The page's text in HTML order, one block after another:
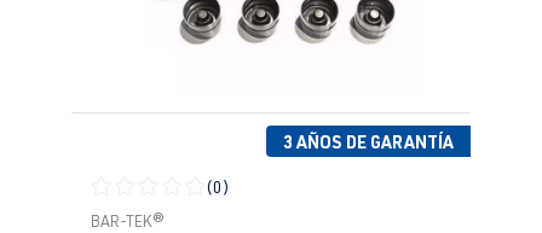
3 AÑOS DE GARANTÍA
Calificación promedio de 0 de 5 estrellas
(0)
BAR-TEK®